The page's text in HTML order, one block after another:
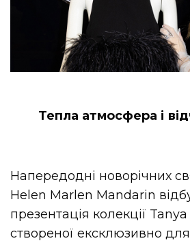
Тепла атмосфера і
Напередодні новорічних
Helen Marlen Mandarin
презентація колекції
створеної ексклюзивно